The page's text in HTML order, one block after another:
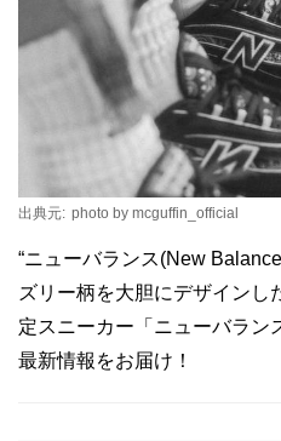
出典元: photo by mcguffin_official
“ニューバランス(New
ズリー柄を大胆にデザインし
定スニーカー「ニューバラン
最新情報をお届け！